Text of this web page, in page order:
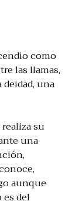
como
las llamas,
una
su
una
aunque
es del